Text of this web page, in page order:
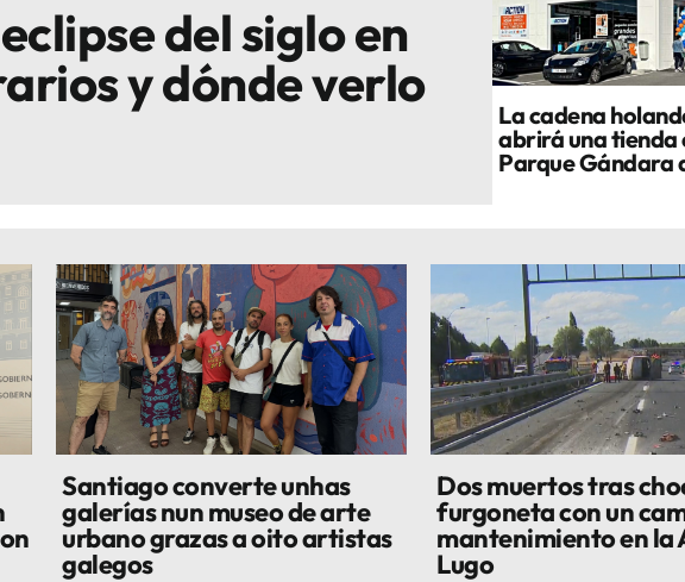
del siglo en
y dónde verlo
La cadena
abrirá una tienda
Parque Gándara
Santiago converte unhas
galerías nun museo de arte
urbano grazas a oito artistas
galegos
Dos muertos tras
furgoneta con un
mantenimiento en la
Lugo